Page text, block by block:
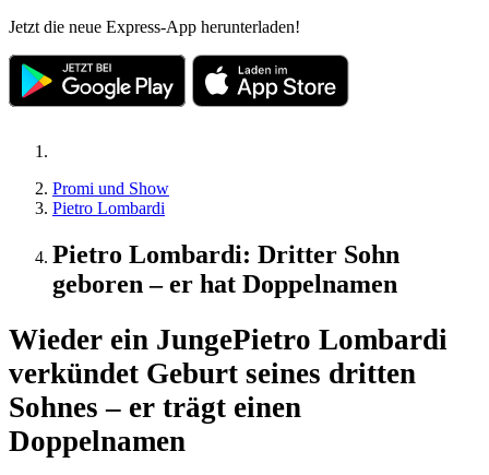
Jetzt die neue Express-App herunterladen!
Promi und Show
Pietro Lombardi
Pietro Lombardi: Dritter Sohn
geboren – er hat Doppelnamen
Wieder ein JungePietro Lombardi
verkündet Geburt seines dritten
Sohnes – er trägt einen
Doppelnamen